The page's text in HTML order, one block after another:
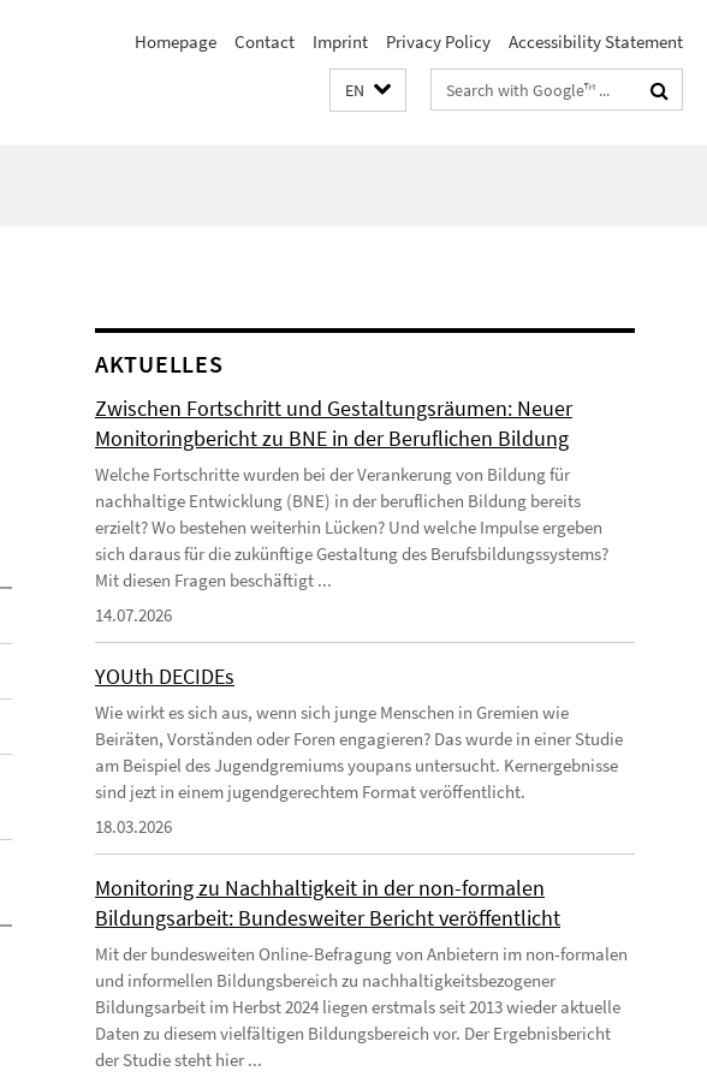
Homepage Contact Imprint Privacy Policy Accessibility Statement
EN
Search
terms
AKTUELLES
Zwischen Fortschritt und Gestaltungsräumen: Neuer
Monitoringbericht zu BNE in der Beruflichen Bildung
Welche Fortschritte wurden bei der Verankerung von Bildung für
nachhaltige Entwicklung (BNE) in der beruflichen Bildung bereits
erzielt? Wo bestehen weiterhin Lücken? Und welche Impulse ergeben
sich daraus für die zukünftige Gestaltung des Berufsbildungssystems?
Mit diesen Fragen beschäftigt ...
14.07.2026
YOUth DECIDEs
Wie wirkt es sich aus, wenn sich junge Menschen in Gremien wie
Beiräten, Vorständen oder Foren engagieren? Das wurde in einer Studie
am Beispiel des Jugendgremiums youpans untersucht. Kernergebnisse
sind jezt in einem jugendgerechtem Format veröffentlicht.
18.03.2026
Monitoring zu Nachhaltigkeit in der non-formalen
Bildungsarbeit: Bundesweiter Bericht veröffentlicht
Mit der bundesweiten Online-Befragung von Anbietern im non-formalen
und informellen Bildungsbereich zu nachhaltigkeitsbezogener
Bildungsarbeit im Herbst 2024 liegen erstmals seit 2013 wieder aktuelle
Daten zu diesem vielfältigen Bildungsbereich vor. Der Ergebnisbericht
der Studie steht hier ...